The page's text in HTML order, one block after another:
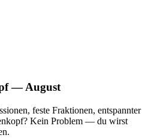
— August
feste Fraktionen, entspannter
Kein Problem — du wirst